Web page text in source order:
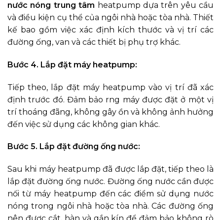
nước nóng trung tâm heatpump dựa trên yêu cầu
và điều kiện cụ thể của ngôi nhà hoặc tòa nhà. Thiết
kế bao gồm việc xác định kích thước và vị trí các
đường ống, van và các thiết bị phụ trợ khác.
Bước 4. Lắp đặt máy heatpump:
Tiếp theo, lắp đặt máy heatpump vào vị trí đã xác
định trước đó. Đảm bảo rng máy được đặt ở một vị
trí thoáng đãng, không gây ồn và không ảnh hưởng
đến việc sử dụng các không gian khác.
Bước 5. Lắp đặt đường ống nước:
Sau khi máy heatpump đã được lắp đặt, tiếp theo là
lắp đặt đường ống nước. Đường ống nước cần được
nối từ máy heatpump đến các điểm sử dụng nước
nóng trong ngôi nhà hoặc tòa nhà. Các đường ống